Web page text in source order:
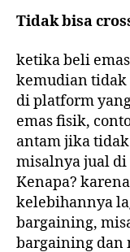
Tidak bisa
ketika beli
kemudian tidak
di platform
emas fisik,
antam jika
misalnya jual di
Kenapa?
kelebihannya
bargaining,
bargaining dan